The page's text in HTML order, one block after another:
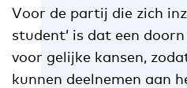
Voor de partij die zich
student’ is dat een
voor gelijke kansen,
kunnen deelnemen aan